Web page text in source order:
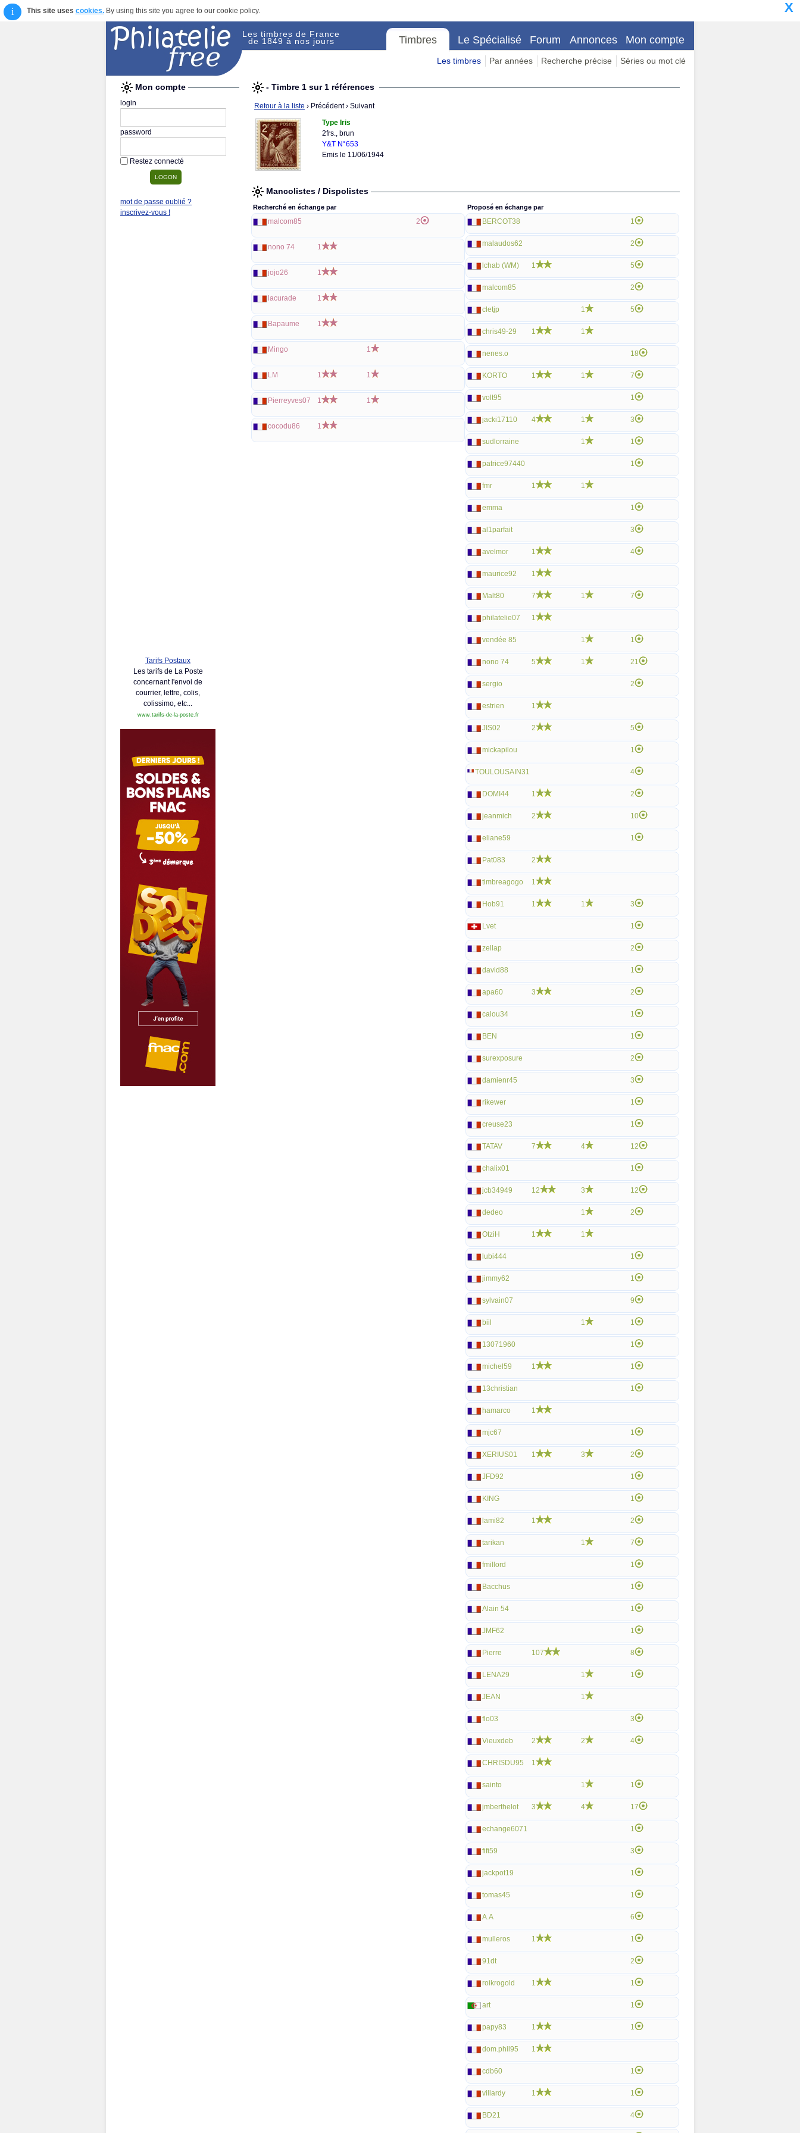
i This site uses cookies.By using this site you agree to our cookie policy. X
Les timbres de France
de 1849 à nos jours Timbres Le Spécialisé Forum Annonces Mon compte
Les timbres Par années Recherche précise Séries ou mot clé
Mon compte
login
password
Restez connecté
mot de passe oublié ?
inscrivez-vous !
Tarifs Postaux
Les tarifs de La Poste
concernant l'envoi de
courrier, lettre, colis,
colissimo, etc...
www.tarifs-de-la-poste.fr
- Timbre 1 sur 1 références
Retour à la liste › Précédent› Suivant
Type Iris
2frs., brun
Y&T N°653
Emis le 11/06/1944
Mancolistes / Dispolistes
Recherché en échange par
malcom85 2
nono 74 1
jojo26 1
lacurade 1
Bapaume 1
Mingo 1
LM 1 1
Pierreyves07 1 1
cocodu86 1
Proposé en échange par
BERCOT38 1
malaudos62 2
lchab (WM) 1 5
malcom85 2
cletjp 1 5
chris49-29 1 1
nenes.o 18
KORTO 1 1 7
volt95 1
jacki17110 4 1 3
sudlorraine 1 1
patrice97440 1
fmr 1 1
emma 1
al1parfait 3
avelmor 1 4
maurice92 1
Malt80 7 1 7
philatelie07 1
vendée 85 1 1
nono 74 5 1 21
sergio 2
estrien 1
JIS02 2 5
mickapilou 1
TOULOUSAIN31 4
DOMI44 1 2
jeanmich 2 10
eliane59 1
Pat083 2
timbreagogo 1
Hob91 1 1 3
Lvet 1
zellap 2
david88 1
apa60 3 2
calou34 1
BEN 1
surexposure 2
damienr45 3
rikewer 1
creuse23 1
TATAV 7 4 12
chalix01 1
jcb34949 12 3 12
dedeo 1 2
OtziH 1 1
lubi444 1
jimmy62 1
sylvain07 9
biil 1 1
13071960 1
michel59 1 1
13christian 1
hamarco 1
mjc67 1
XERIUS01 1 3 2
JFD92 1
KING 1
lami82 1 2
tarikan 1 7
fmillord 1
Bacchus 1
Alain 54 1
JMF62 1
Pierre 107 8
LENA29 1 1
JEAN 1
flo03 3
Vieuxdeb 2 2 4
CHRISDU95 1
sainto 1 1
jmberthelot 3 4 17
echange6071 1
fifi59 3
jackpot19 1
tomas45 1
A.A 6
mulleros 1 1
91dt 2
roikrogold 1 1
art 1
papy83 1 1
dom.phil95 1
cdb60 1
villardy 1 1
BD21 4